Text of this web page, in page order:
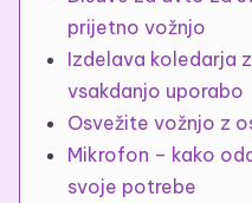
prijetno vožnjo
Izdelava koledarja
vsakdanjo uporabo
Osvežite vožnjo z
Mikrofon – kako
svoje potrebe